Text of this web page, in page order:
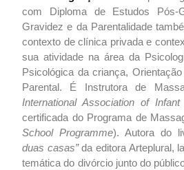
com Diploma de Estudos Pós-
Gravidez e da Parentalidade
contexto de clínica privada e
sua atividade na área da
Psicológica da criança,
Parental. É Instrutora de
International Association of
certificada do Programa de
School Programme). Autora do
duas casas”da editora Arteplural,
temática do divórcio junto do